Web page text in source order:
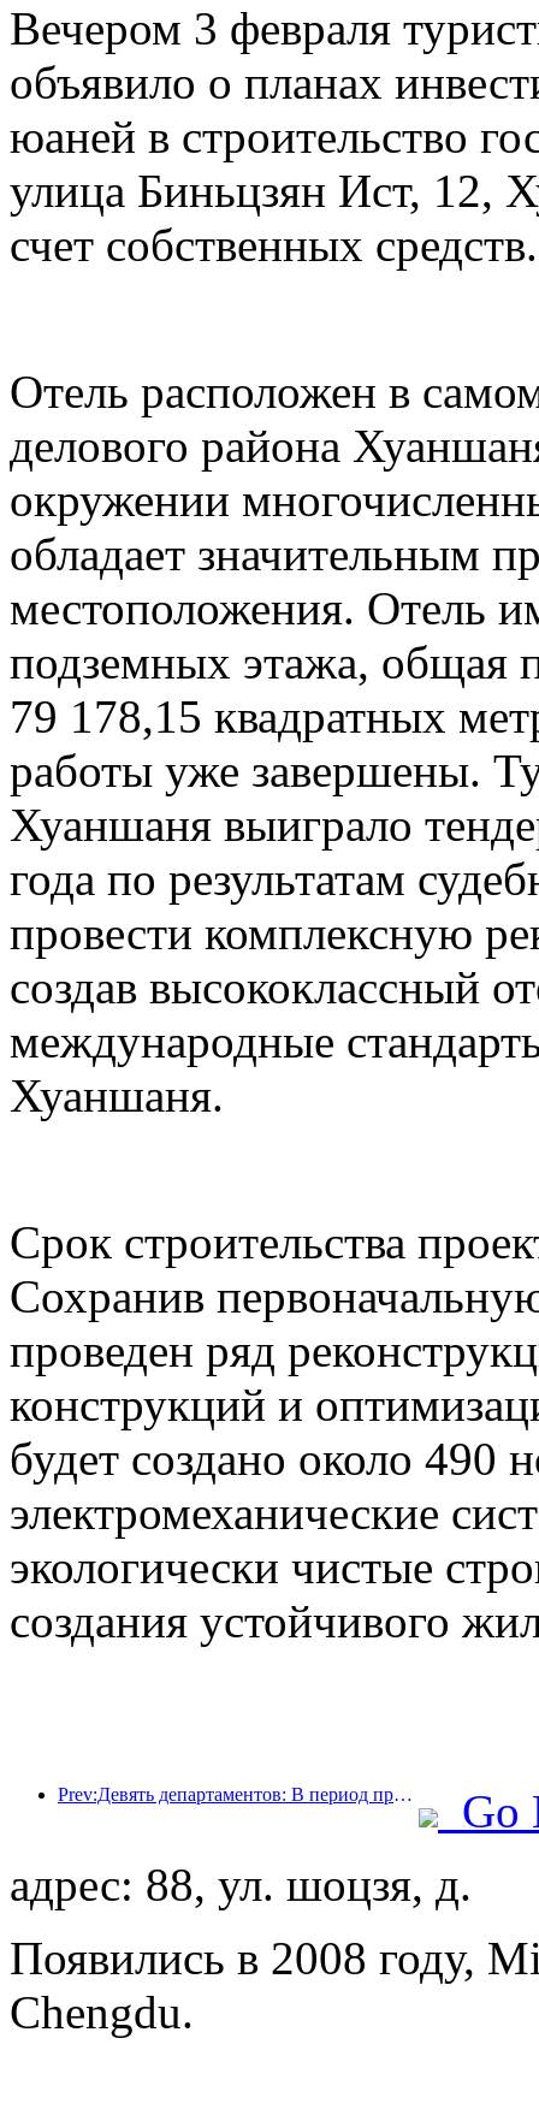
Вечером 3 февраля
объявило о планах
юаней в строительство
улица Биньцзян Ист, 12,
счет собственных средств.
Отель расположен в
делового района
окружении
обладает значительным
местоположения. Отель
подземных этажа, общая
79 178,15 квадратных
работы уже завершены.
Хуаншаня выиграло
года по результатам
провести комплексную
создав высококлассный
международные
Хуаншаня.
Срок строительства
Сохранив
проведен ряд
конструкций и
будет создано около 490
электромеханические
экологически чистые
создания устойчивого
Prev:Девять департаментов: В период празднования Весеннего фестиваля сетевые отели и бутик-отели будут предлагать льготные условия.
Go
адрес: 88, ул. шоцзя, д.
Появились в 2008 году,
Chengdu.